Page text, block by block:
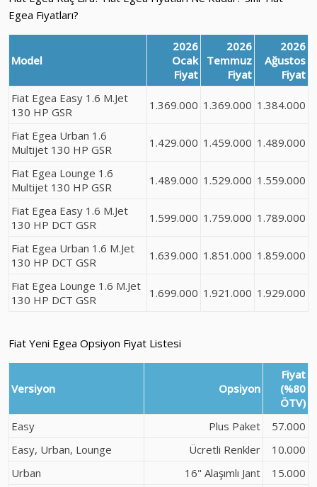
Egea Fiyatları?
Model
2026
Ocak
Fiyat
2026
Temmuz
Fiyat
2026
Ağustos
Fiyat
Fiat Egea Easy 1.6 M.Jet
130 HP GSR
1.369.000 1.369.000 1.384.000
Fiat Egea Urban 1.6
Multijet 130 HP GSR
1.429.000 1.459.000 1.489.000
Fiat Egea Lounge 1.6
Multijet 130 HP GSR
1.489.000 1.529.000 1.559.000
Fiat Egea Easy 1.6 M.Jet
130 HP DCT GSR
1.599.000 1.759.000 1.789.000
Fiat Egea Urban 1.6 M.Jet
130 HP DCT GSR
1.639.000 1.851.000 1.859.000
Fiat Egea Lounge 1.6 M.Jet
130 HP DCT GSR
1.699.000 1.921.000 1.929.000
Fiat Yeni Egea Opsiyon Fiyat Listesi
Versiyon Opsiyon
Fiyat
(%80
ÖTV)
Easy
Plus Paket
57.000
Easy, Urban, Lounge
Ücretli Renkler
10.000
Urban
16" Alaşımlı Jant
15.000